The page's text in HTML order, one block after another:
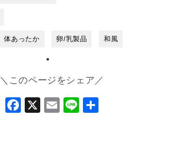
体あったか 卵/乳製品 和風
＼このページをシェア／
Facebook
X Email
Line